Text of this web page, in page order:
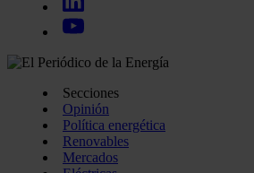
Secciones
Opinión
Política energética
Renovables
Mercados